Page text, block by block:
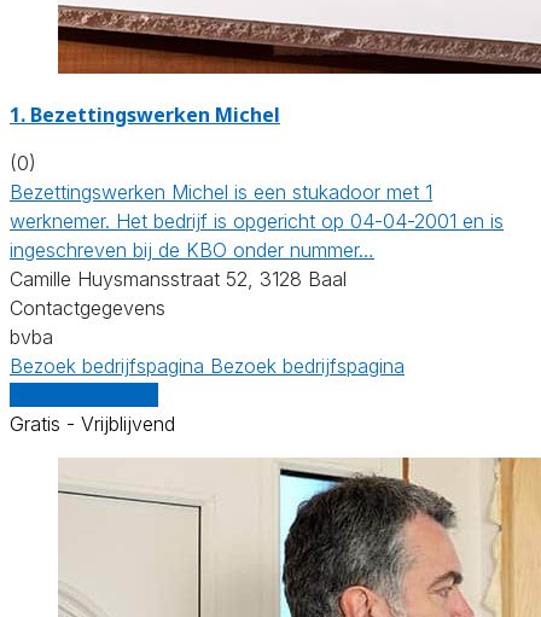
1. Bezettingswerken Michel
(0)
Bezettingswerken Michel is een stukadoor met 1
werknemer. Het bedrijf is opgericht op 04-04-2001 en is
ingeschreven bij de KBO onder nummer…
Camille Huysmansstraat 52, 3128 Baal
Contactgegevens
bvba
Bezoek bedrijfspagina Bezoek bedrijfspagina
Gratis - Vrijblijvend